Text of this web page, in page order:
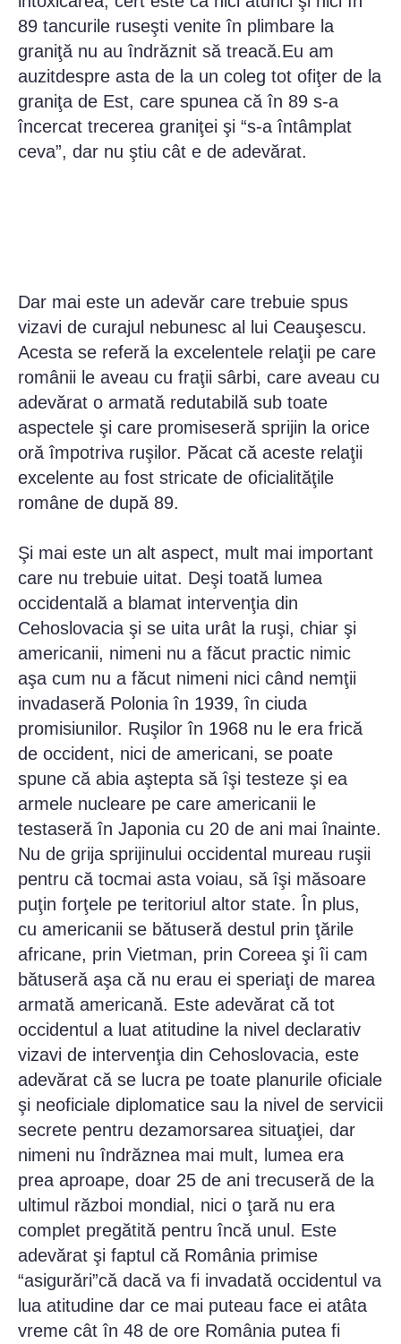
89 tancurile ruseşti venite în plimbare la
graniţă nu au îndrăznit să treacă.Eu am
auzitdespre asta de la un coleg tot ofiţer de la
graniţa de Est, care spunea că în 89 s-a
încercat trecerea graniţei şi “s-a întâmplat
ceva”, dar nu ştiu cât e de adevărat.
Dar mai este un adevăr care trebuie spus
vizavi de curajul nebunesc al lui Ceauşescu.
Acesta se referă la excelentele relaţii pe care
românii le aveau cu fraţii sârbi, care aveau cu
adevărat o armată redutabilă sub toate
aspectele şi care promiseseră sprijin la orice
oră împotriva ruşilor. Păcat că aceste relaţii
excelente au fost stricate de oficialităţile
române de după 89.
Şi mai este un alt aspect, mult mai important
care nu trebuie uitat. Deşi toată lumea
occidentală a blamat intervenţia din
Cehoslovacia şi se uita urât la ruşi, chiar şi
americanii, nimeni nu a făcut practic nimic
aşa cum nu a făcut nimeni nici când nemţii
invadaseră Polonia în 1939, în ciuda
promisiunilor. Ruşilor în 1968 nu le era frică
de occident, nici de americani, se poate
spune că abia aştepta să îşi testeze şi ea
armele nucleare pe care americanii le
testaseră în Japonia cu 20 de ani mai înainte.
Nu de grija sprijinului occidental mureau ruşii
pentru că tocmai asta voiau, să îşi măsoare
puţin forţele pe teritoriul altor state. În plus,
cu americanii se bătuseră destul prin ţările
africane, prin Vietman, prin Coreea şi îi cam
bătuseră aşa că nu erau ei speriaţi de marea
armată americană. Este adevărat că tot
occidentul a luat atitudine la nivel declarativ
vizavi de intervenţia din Cehoslovacia, este
adevărat că se lucra pe toate planurile oficiale
şi neoficiale diplomatice sau la nivel de servicii
secrete pentru dezamorsarea situaţiei, dar
nimeni nu îndrăznea mai mult, lumea era
prea aproape, doar 25 de ani trecuseră de la
ultimul război mondial, nici o ţară nu era
complet pregătită pentru încă unul. Este
adevărat şi faptul că România primise
“asigurări”că dacă va fi invadată occidentul va
lua atitudine dar ce mai puteau face ei atâta
vreme cât în 48 de ore România putea fi